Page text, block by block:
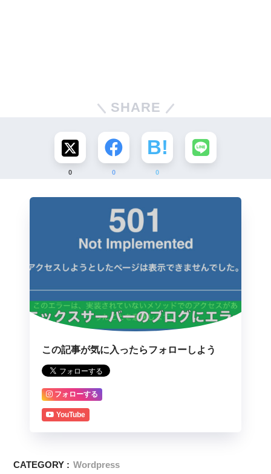
SHARE
0 0 0
この記事が気に入ったらフォローしよう
フォローする
YouTube
CATEGORY : Wordpress